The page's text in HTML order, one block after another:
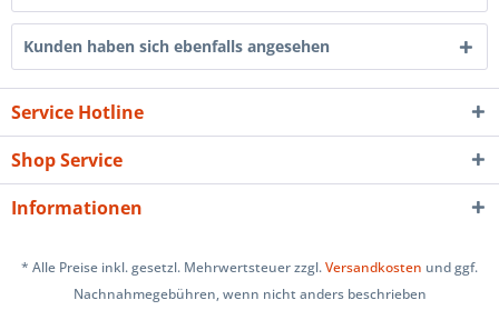
Kunden haben sich ebenfalls angesehen
Service Hotline
Shop Service
Informationen
* Alle Preise inkl. gesetzl. Mehrwertsteuer zzgl.Versandkosten und ggf.
Nachnahmegebühren, wenn nicht anders beschrieben